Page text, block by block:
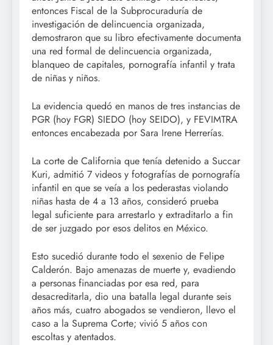
entonces Fiscal de la Subprocuraduría de
investigación de delincuencia organizada,
demostraron que su libro efectivamente documenta
una red formal de delincuencia organizada,
blanqueo de capitales, pornografía infantil y trata
de niñas y niños.
La evidencia quedó en manos de tres instancias de
PGR (hoy FGR) SIEDO (hoy SEIDO), y FEVIMTRA
entonces encabezada por Sara Irene Herrerías.
La corte de California que tenía detenido a Succar
Kuri, admitió 7 videos y fotografías de pornografía
infantil en que se veía a los pederastas violando
niñas hasta de 4 a 13 años, consideró prueba
legal suficiente para arrestarlo y extraditarlo a fin
de ser juzgado por esos delitos en México.
Esto sucedió durante todo el sexenio de Felipe
Calderón. Bajo amenazas de muerte y, evadiendo
a personas financiadas por esa red, para
desacreditarla, dio una batalla legal durante seis
años más, cuatro abogados se vendieron, llevo el
caso a la Suprema Corte; vivió 5 años con
escoltas y atentados.